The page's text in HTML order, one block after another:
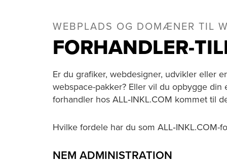
WEBPLADS OG DOMÆNER TIL
FORHANDLER-
Er du grafiker, webdesigner, udvikler eller
webspace-pakker? Eller vil du opbygge
forhandler hos ALL‑INKL.COM kommet til
Hvilke fordele har du som ALL‑INKL.COM-
NEM ADMINISTRATION